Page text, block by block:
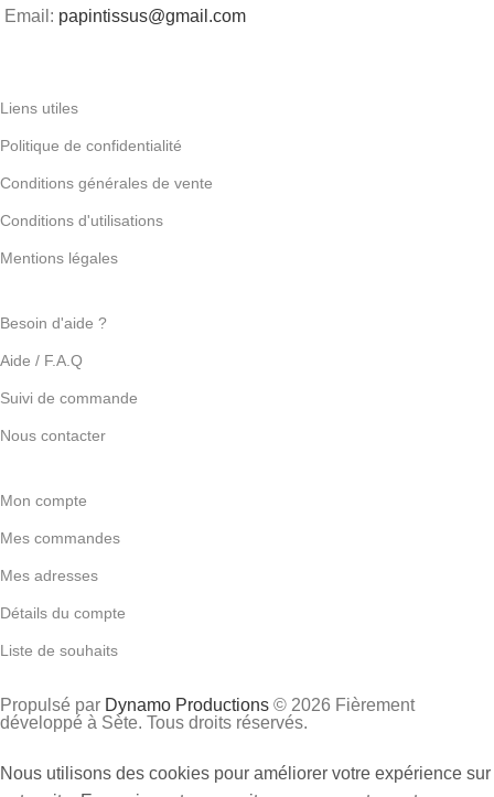
Email: papintissus@gmail.com
Liens utiles
Politique de confidentialité
Conditions générales de vente
Conditions d'utilisations
Mentions légales
Besoin d'aide ?
Aide / F.A.Q
Suivi de commande
Nous contacter
Mon compte
Mes commandes
Mes adresses
Détails du compte
Liste de souhaits
Propulsé par Dynamo Productions © 2026 Fièrement
développé à Sète. Tous droits réservés.
Nous utilisons des cookies pour améliorer votre expérience sur